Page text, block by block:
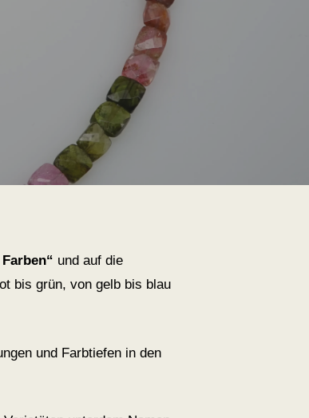
und auf die
bis grün, von gelb bis blau
und Farbtiefen in den